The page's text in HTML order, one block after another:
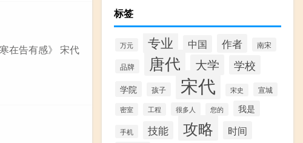
在告有感》 宋代
标签
万元 专业 中国 作者 南宋
品牌 唐代 大学 学校
学院 孩子 宋代 宋史 宣城
密室 工程 很多人 您的 我是
手机 技能 攻略 时间